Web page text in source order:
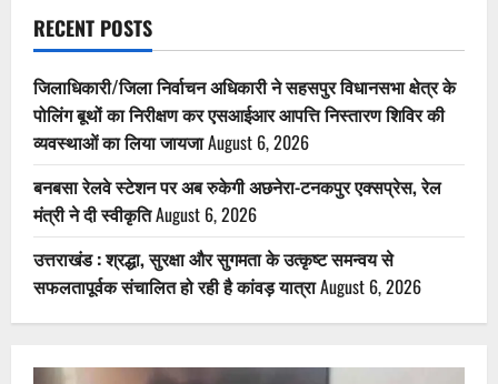
RECENT POSTS
जिलाधिकारी/जिला निर्वाचन अधिकारी ने सहसपुर विधानसभा क्षेत्र के
पोलिंग बूथों का निरीक्षण कर एसआईआर आपत्ति निस्तारण शिविर की
व्यवस्थाओं का लिया जायजाAugust 6, 2026
बनबसा रेलवे स्टेशन पर अब रुकेगी अछनेरा-टनकपुर एक्सप्रेस, रेल
मंत्री ने दी स्वीकृतिAugust 6, 2026
उत्तराखंड : श्रद्धा, सुरक्षा और सुगमता के उत्कृष्ट समन्वय से
सफलतापूर्वक संचालित हो रही है कांवड़ यात्राAugust 6, 2026